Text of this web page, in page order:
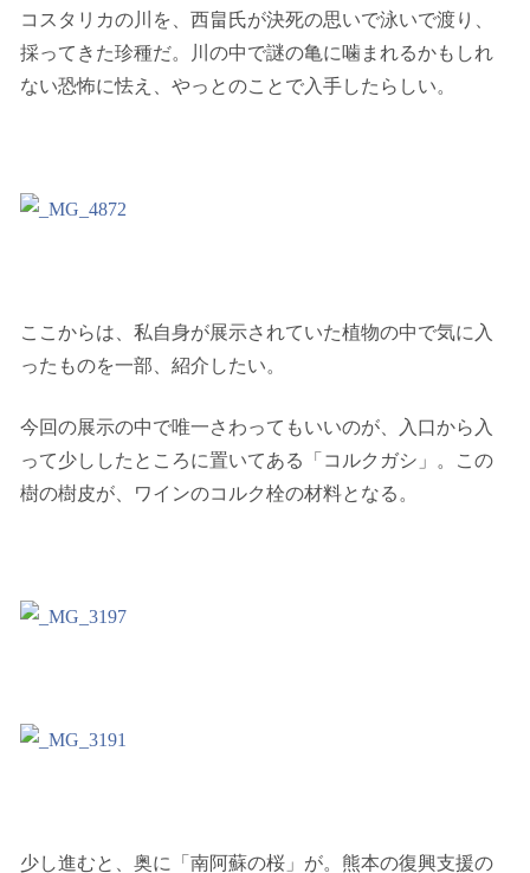
コスタリカの川を、西畠氏が決死の思いで泳いで渡り、
採ってきた珍種だ。川の中で謎の亀に噛まれるかもしれ
ない恐怖に怯え、やっとのことで入手したらしい。
ここからは、私自身が展示されていた植物の中で気に入
ったものを一部、紹介したい。
今回の展示の中で唯一さわってもいいのが、入口から入
って少ししたところに置いてある「コルクガシ」。この
樹の樹皮が、ワインのコルク栓の材料となる。
少し進むと、奥に「南阿蘇の桜」が。熊本の復興支援の